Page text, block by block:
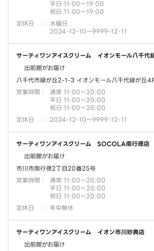
平日 11:00～19:00
祝日 11:00～19:00
定休日
：
水曜日
2024-12-10～9999-12-11
サーティワンアイスクリーム イオンモール八千代
出前館がお届け
八千代市緑が丘2-1-3 イオンモール八千代緑が丘
営業時間 ：
通常 11:00～20:00
平日 11:00～20:00
祝日 11:00～20:00
定休日
： 2024-12-10～9999-12-11
サーティワンアイスクリーム SOCOLA南行徳店
出前館がお届け
市川市南行徳2丁目20番25号
営業時間 ：
通常 11:00～20:00
平日 11:00～20:00
祝日 11:00～20:00
定休日
： 年中無休
サーティワンアイスクリーム イオン市川妙典店
出前館がお届け